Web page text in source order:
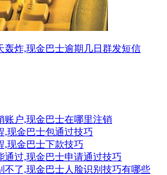
轰炸,现金巴士逾期几日群发短信
账户,现金巴士在哪里注销
,现金巴士包通过技巧
,现金巴士下款技巧
通过,现金巴士申请通过技巧
不了,现金巴士人脸识别技巧有哪些